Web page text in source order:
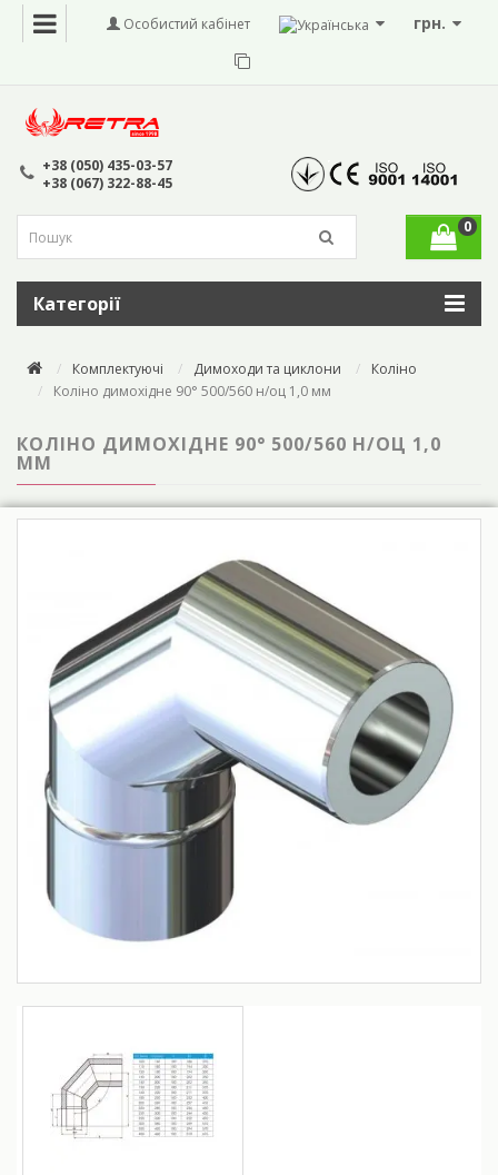
грн.
Особистий кабінет
+38 (050) 435-03-57
+38 (067) 322-88-45
0
Категорії
Комплектуючі Димоходи та циклони
Коліно
Коліно димохідне 90° 500/560 н/оц 1,0 мм
КОЛІНО ДИМОХІДНЕ 90° 500/560 Н/ОЦ 1,0
ММ